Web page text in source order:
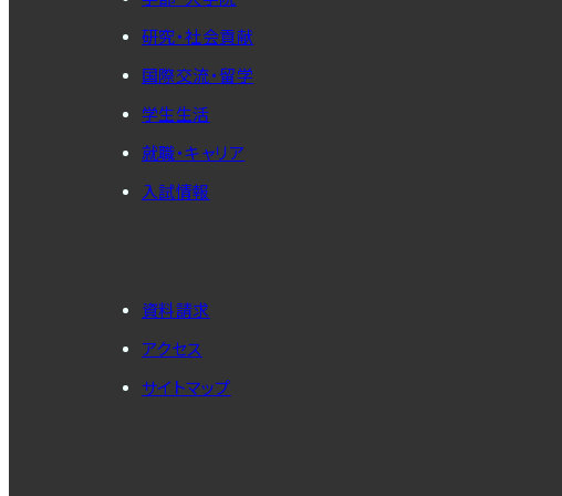
研究・社会貢献
国際交流・留学
学生生活
就職・キャリア
入試情報
資料請求
アクセス
サイトマップ